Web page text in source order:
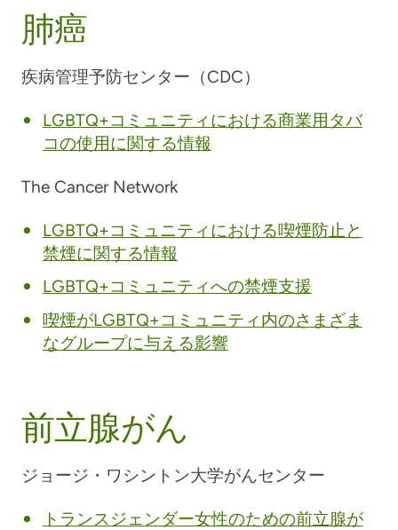
肺癌
疾病管理予防センター（CDC）
LGBTQ+コミュニティにおける商業用タバ
コの使用に関する情報
The Cancer Network
LGBTQ+コミュニティにおける喫煙防止と
禁煙に関する情報
LGBTQ+コミュニティへの禁煙支援
喫煙がLGBTQ+コミュニティ内のさまざま
なグループに与える影響
前立腺がん
ジョージ・ワシントン大学がんセンター
トランスジェンダー女性のための前立腺が